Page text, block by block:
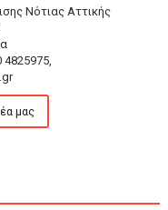
Νότιας Αττικής
4825975,
μας